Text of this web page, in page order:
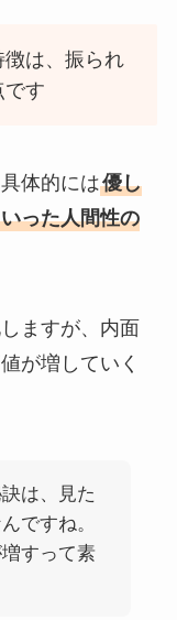
徴は、振られ
です
体的には優し
った人間性の
ますが、内面
が増していく
は、見た
ですね。
すって素